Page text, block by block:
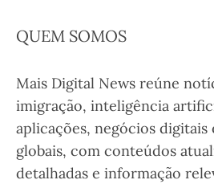
QUEM SOMOS
Mais Digital News reúne
imigração, inteligência
aplicações, negócios digitais
globais, com conteúdos
detalhadas e informação